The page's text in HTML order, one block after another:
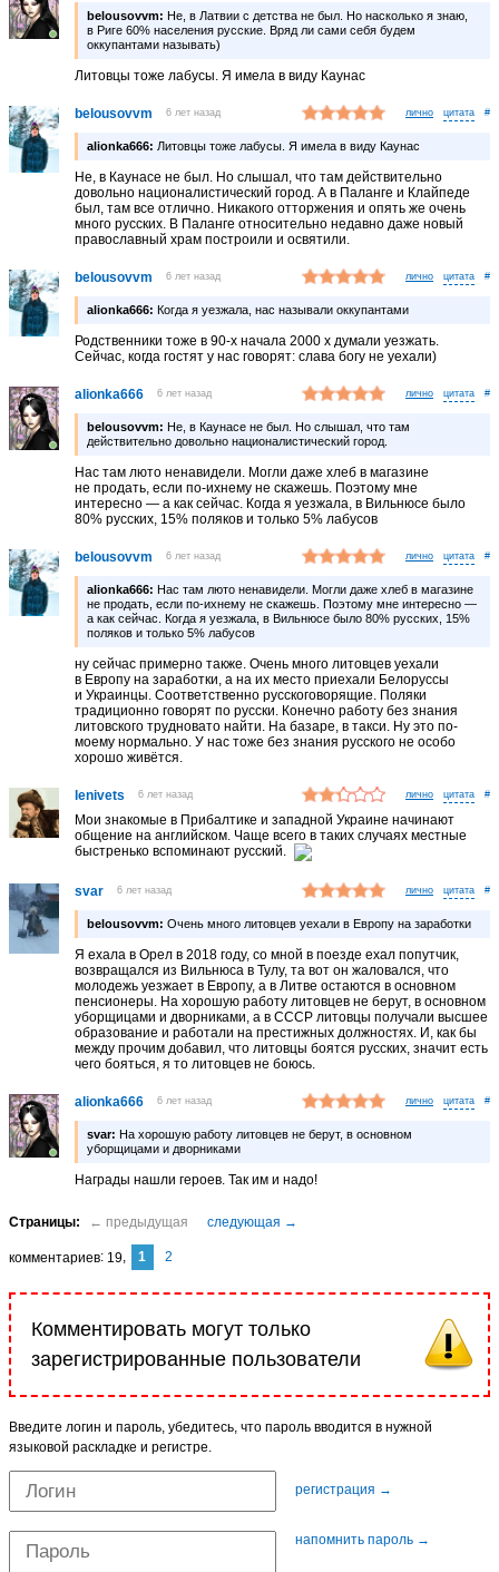
belousovvm: Не, в Латвии с детства не был. Но насколько я знаю,
в Риге 60% населения русские. Вряд ли сами себя будем
оккупантами называть)
Литовцы тоже лабусы. Я имела в виду Каунас
belousovvm 6 лет назад лично #
alionka666: Литовцы тоже лабусы. Я имела в виду Каунас
Не, в Каунасе не был. Но слышал, что там действительно
довольно националистический город. А в Паланге и Клайпеде
был, там все отлично. Никакого отторжения и опять же очень
много русских. В Паланге относительно недавно даже новый
православный храм построили и освятили.
belousovvm 6 лет назад лично #
alionka666: Когда я уезжала, нас называли оккупантами
Родственники тоже в 90-х начала 2000 х думали уезжать.
Сейчас, когда гостят у нас говорят: слава богу не уехали)
alionka666 6 лет назад лично #
belousovvm: Не, в Каунасе не был. Но слышал, что там
действительно довольно националистический город.
Нас там люто ненавидели. Могли даже хлеб в магазине
не продать, если по-ихнему не скажешь. Поэтому мне
интересно — а как сейчас. Когда я уезжала, в Вильнюсе было
80% русских, 15% поляков и только 5% лабусов
belousovvm 6 лет назад лично #
alionka666: Нас там люто ненавидели. Могли даже хлеб в магазине
не продать, если по-ихнему не скажешь. Поэтому мне интересно —
а как сейчас. Когда я уезжала, в Вильнюсе было 80% русских, 15%
поляков и только 5% лабусов
ну сейчас примерно также. Очень много литовцев уехали
в Европу на заработки, а на их место приехали Белоруссы
и Украинцы. Соответственно русскоговорящие. Поляки
традиционно говорят по русски. Конечно работу без знания
литовского трудновато найти. На базаре, в такси. Ну это по-
моему нормально. У нас тоже без знания русского не особо
хорошо живётся.
lenivets 6 лет назад лично #
Мои знакомые в Прибалтике и западной Украине начинают
общение на английском. Чаще всего в таких случаях местные
быстренько вспоминают русский.
svar 6 лет назад лично #
belousovvm: Очень много литовцев уехали в Европу на заработки
Я ехала в Орел в 2018 году, со мной в поезде ехал попутчик,
возвращался из Вильнюса в Тулу, та вот он жаловался, что
молодежь уезжает в Европу, а в Литве остаются в основном
пенсионеры. На хорошую работу литовцев не берут, в основном
уборщицами и дворниками, а в СССР литовцы получали высшее
образование и работали на престижных должностях. И, как бы
между прочим добавил, что литовцы боятся русских, значит есть
чего бояться, я то литовцев не боюсь.
alionka666 6 лет назад лично #
svar: На хорошую работу литовцев не берут, в основном
уборщицами и дворниками
Награды нашли героев. Так им и надо!
комментариев 19 1 2
Комментировать могут только
зарегистрированные пользователи
Введите логин и пароль, убедитесь, что пароль вводится в нужной
языковой раскладке и регистре.
регистрация →
напомнить пароль →